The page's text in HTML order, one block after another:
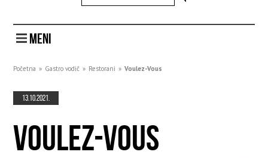
MENI
Početna » Gastro vodič » Restorani » Voulez-Vous
13.10.2021.
VOULEZ-VOUS